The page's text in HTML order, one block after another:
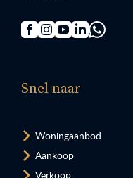
Snel naar
Woningaanbod
Aankoop
Verkoop